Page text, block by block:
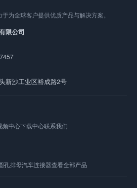
为全球客户提供优质产品与解决方案。
限公司
新沙工业区裕成路2号
频中心下载中心联系我们
孔排母汽车连接器查看全部产品